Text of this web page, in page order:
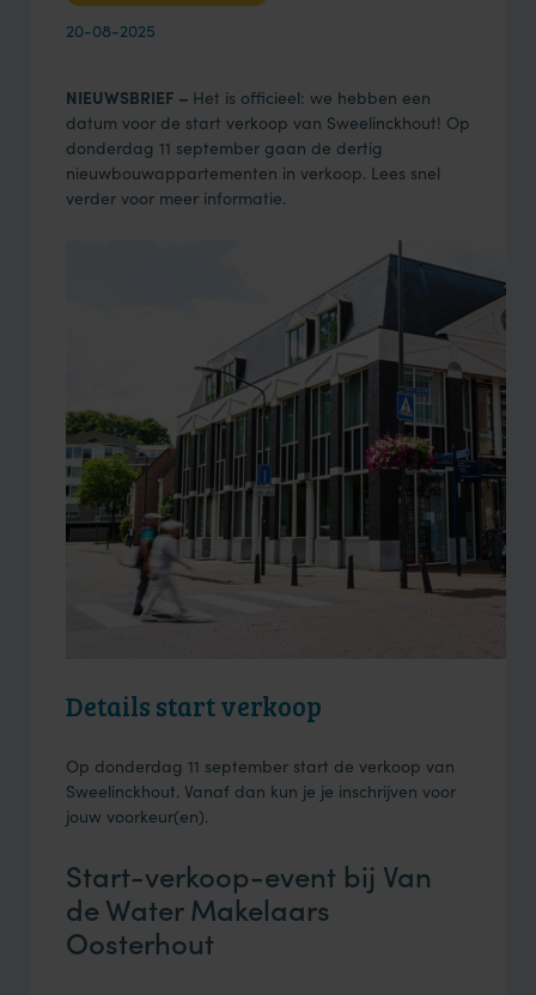
20-08-2025
NIEUWSBRIEF – Het is officieel: we hebben een
datum voor de start verkoop van Sweelinckhout! Op
donderdag 11 september gaan de dertig
nieuwbouwappartementen in verkoop. Lees snel
verder voor meer informatie.
Details start verkoop
Op donderdag 11 september start de verkoop van
Sweelinckhout. Vanaf dan kun je je inschrijven voor
jouw voorkeur(en).
Start-verkoop-event bij Van
de Water Makelaars
Oosterhout